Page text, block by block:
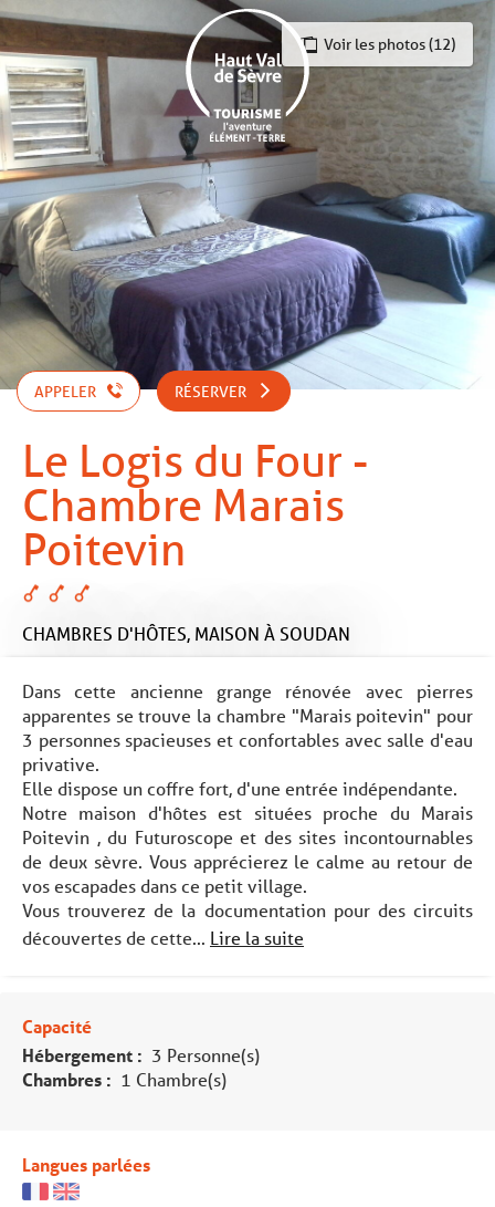
Aller
au
contenu
principal
Voir les photos (12)
APPELER RÉSERVER
Le Logis du Four -
Chambre Marais
Poitevin
CHAMBRES D'HÔTES, MAISON À SOUDAN
Dans cette ancienne grange rénovée avec pierres
apparentes se trouve la chambre "Marais poitevin" pour
3 personnes spacieuses et confortables avec salle d'eau
privative.
Elle dispose un coffre fort, d'une entrée indépendante.
Notre maison d'hôtes est situées proche du Marais
Poitevin , du Futuroscope et des sites incontournables
de deux sèvre. Vous apprécierez le calme au retour de
vos escapades dans ce petit village.
Vous trouverez de la documentation pour des circuits
découvertes de cette... Lire la suite
Capacité
Hébergement : 3 Personne(s)
Chambres : 1 Chambre(s)
Langues parlées